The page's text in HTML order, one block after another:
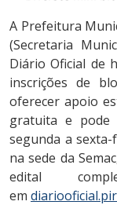
A Prefeitura
(Secretaria
Diário Oficial de
inscrições de
oferecer apoio
gratuita e pode
segunda a
na sede da
edital
em